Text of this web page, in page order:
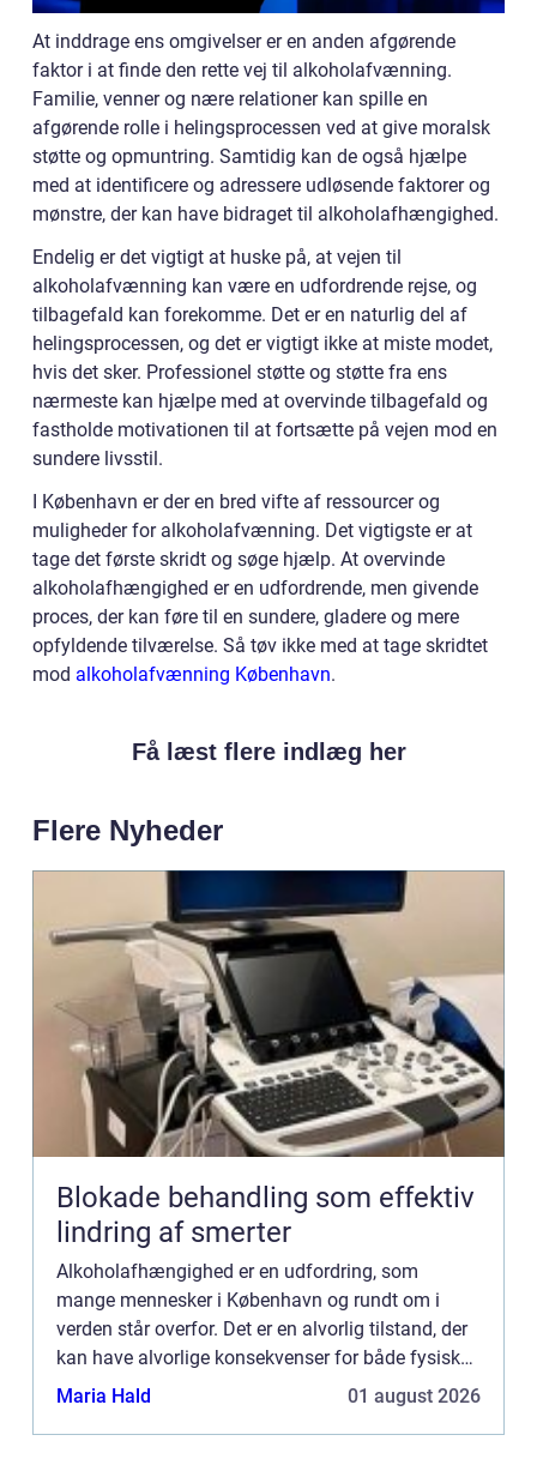
At inddrage ens omgivelser er en anden afgørende
faktor i at finde den rette vej til alkoholafvænning.
Familie, venner og nære relationer kan spille en
afgørende rolle i helingsprocessen ved at give moralsk
støtte og opmuntring. Samtidig kan de også hjælpe
med at identificere og adressere udløsende faktorer og
mønstre, der kan have bidraget til alkoholafhængighed.
Endelig er det vigtigt at huske på, at vejen til
alkoholafvænning kan være en udfordrende rejse, og
tilbagefald kan forekomme. Det er en naturlig del af
helingsprocessen, og det er vigtigt ikke at miste modet,
hvis det sker. Professionel støtte og støtte fra ens
nærmeste kan hjælpe med at overvinde tilbagefald og
fastholde motivationen til at fortsætte på vejen mod en
sundere livsstil.
I København er der en bred vifte af ressourcer og
muligheder for alkoholafvænning. Det vigtigste er at
tage det første skridt og søge hjælp. At overvinde
alkoholafhængighed er en udfordrende, men givende
proces, der kan føre til en sundere, gladere og mere
opfyldende tilværelse. Så tøv ikke med at tage skridtet
mod alkoholafvænning København.
Få læst flere indlæg her
Flere Nyheder
Blokade behandling som effektiv
lindring af smerter
Alkoholafhængighed er en udfordring, som
mange mennesker i København og rundt om i
verden står overfor. Det er en alvorlig tilstand, der
kan have alvorlige konsekvenser for både fysisk
og mental sundhed. Heldigvis er der hjælp at få,
Maria Hald 01 august 2026